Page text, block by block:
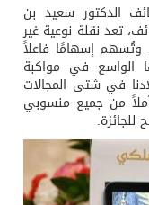
الدكتور سعيد بن
تعد نقلة نوعية غير
وتُسهم إسهامًا فاعلاً
الواسع في مواكبة
في شتى المجالات
مع تحقيق رؤية المملكة 2030 آملاً من جميع منسوبي
للجائزة.